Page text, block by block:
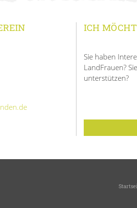
ICH
Sie haben
LandFrauen?
unterstützen?